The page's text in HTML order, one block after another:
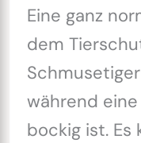
Eine ganz
dem
während
bockig ist. Es